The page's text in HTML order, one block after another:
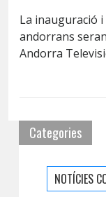
La inauguració
andorrans
Andorra
Categories
NOTÍCIES